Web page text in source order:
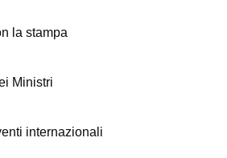
la stampa
Ministri
internazionali